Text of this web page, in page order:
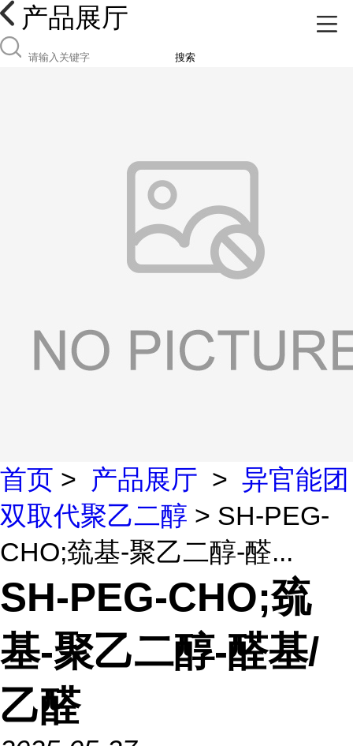
产品展厅
搜索
首页 > 产品展厅 > 异官能团
双取代聚乙二醇 > SH-PEG-
CHO;巯基-聚乙二醇-醛...
SH-PEG-CHO;巯
基-聚乙二醇-醛基/
乙醛